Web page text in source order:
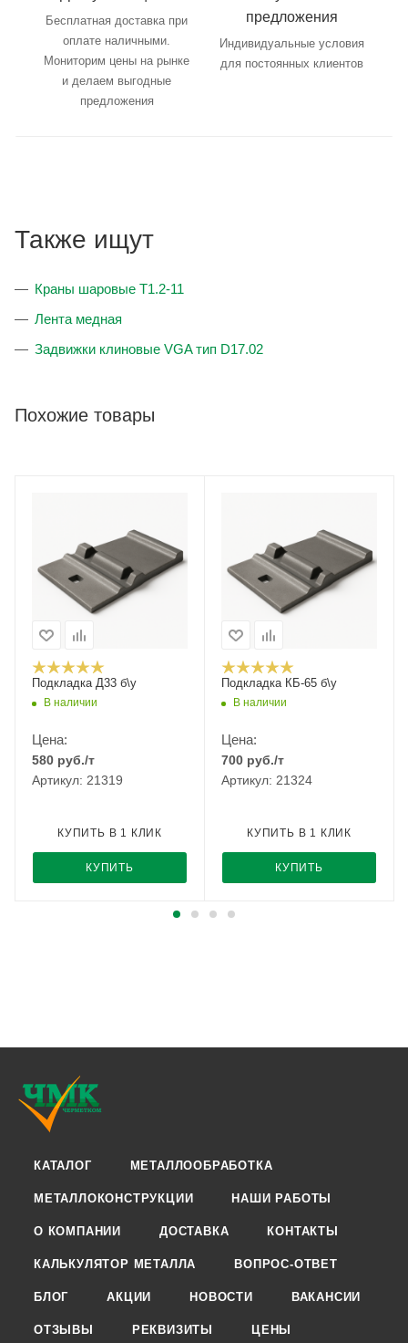
Бесплатная доставка при
оплате наличными.
Мониторим цены на рынке
и делаем выгодные
предложения
предложения
Индивидуальные условия
для постоянных клиентов
Также ищут
Краны шаровые T1.2-11
Лента медная
Задвижки клиновые VGA тип D17.02
Похожие товары
Подкладка Д33 б\у
В наличии
Цена:
580 руб./т
Артикул: 21319
КУПИТЬ
КУПИТЬ В 1 КЛИК
Подкладка КБ-65 б\у
В наличии
Цена:
700 руб./т
Артикул: 21324
КУПИТЬ
КУПИТЬ В 1 КЛИК
КАТАЛОГ МЕТАЛЛООБРАБОТКА
МЕТАЛЛОКОНСТРУКЦИИ НАШИ РАБОТЫ
О КОМПАНИИ ДОСТАВКА КОНТАКТЫ
КАЛЬКУЛЯТОР МЕТАЛЛА ВОПРОС-ОТВЕТ
БЛОГ АКЦИИ НОВОСТИ ВАКАНСИИ
ОТЗЫВЫ РЕКВИЗИТЫ ЦЕНЫ